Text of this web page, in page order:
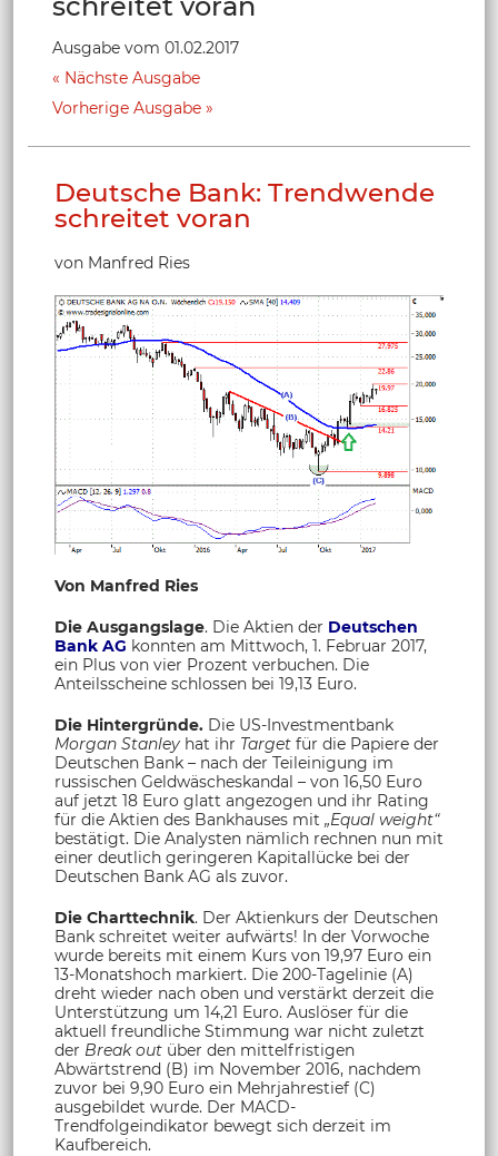
Ausgabe vom 01.02.2017
Nächste Ausgabe
Vorherige Ausgabe
Deutsche Bank: Trendwende
schreitet voran
von Manfred Ries
Von Manfred Ries
Die Ausgangslage. Die Aktien der Deutschen
Bank AG konnten am Mittwoch, 1. Februar 2017,
ein Plus von vier Prozent verbuchen. Die
Anteilsscheine schlossen bei 19,13 Euro.
Die Hintergründe. Die US-Investmentbank
Morgan Stanley hat ihr Target für die Papiere der
Deutschen Bank – nach der Teileinigung im
russischen Geldwäscheskandal – von 16,50 Euro
auf jetzt 18 Euro glatt angezogen und ihr Rating
für die Aktien des Bankhauses mit „Equal weight“
bestätigt. Die Analysten nämlich rechnen nun mit
einer deutlich geringeren Kapitallücke bei der
Deutschen Bank AG als zuvor.
Die Charttechnik. Der Aktienkurs der Deutschen
Bank schreitet weiter aufwärts! In der Vorwoche
wurde bereits mit einem Kurs von 19,97 Euro ein
13-Monatshoch markiert. Die 200-Tagelinie (A)
dreht wieder nach oben und verstärkt derzeit die
Unterstützung um 14,21 Euro. Auslöser für die
aktuell freundliche Stimmung war nicht zuletzt
der Break out über den mittelfristigen
Abwärtstrend (B) im November 2016, nachdem
zuvor bei 9,90 Euro ein Mehrjahrestief (C)
ausgebildet wurde. Der MACD-
Trendfolgeindikator bewegt sich derzeit im
Kaufbereich.